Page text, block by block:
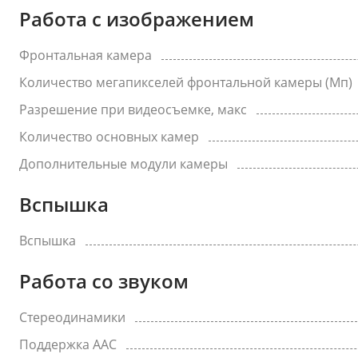
Работа с изображением
Фронтальная камера
Количество мегапикселей фронтальной камеры (Мп)
Разрешение при видеосъемке, макс
Количество основных камер
Дополнительные модули камеры
Вспышка
Вспышка
Работа со звуком
Стереодинамики
Поддержка AAC